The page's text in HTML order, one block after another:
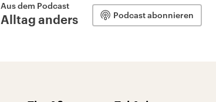
Aus dem Podcast
Alltag anders Podcast abonnieren